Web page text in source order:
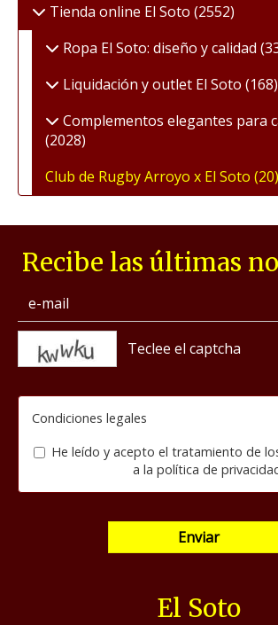
Tienda online El Soto (2552)
Ropa El Soto: diseño y calidad
Liquidación y outlet El Soto (168)
Complementos elegantes para
(2028)
Club de Rugby Arroyo x El Soto (20)
Recibe las últimas
Condiciones legales
He leído y acepto el tratamiento de
a la política de
Enviar
El Soto